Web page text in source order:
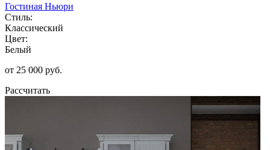
Гостиная Ньюри
Стиль:
Классический
Цвет:
Белый
от 25 000 руб.
Рассчитать